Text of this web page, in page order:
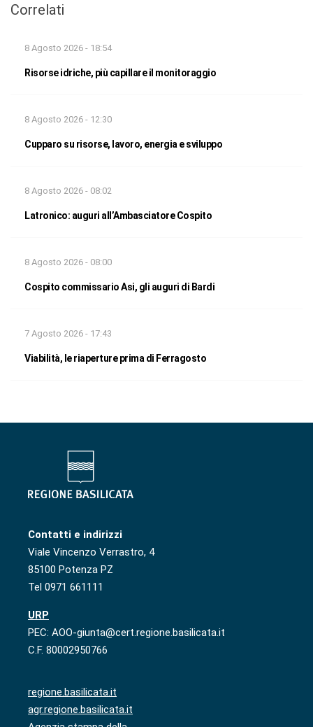
Correlati
8 Agosto 2026 - 18:54
Risorse idriche, più capillare il monitoraggio
8 Agosto 2026 - 12:30
Cupparo su risorse, lavoro, energia e sviluppo
8 Agosto 2026 - 08:02
Latronico: auguri all’Ambasciatore Cospito
8 Agosto 2026 - 08:00
Cospito commissario Asi, gli auguri di Bardi
7 Agosto 2026 - 17:43
Viabilità, le riaperture prima di Ferragosto
Contatti e indirizzi
Viale Vincenzo Verrastro, 4
85100 Potenza PZ
Tel 0971 661111
URP
PEC: AOO-giunta@cert.regione.basilicata.it
C.F. 80002950766
regione.basilicata.it
agr.regione.basilicata.it